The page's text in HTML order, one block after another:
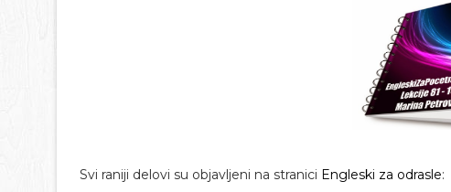
Svi raniji delovi su objavljeni na stranici Engleski za odrasle: